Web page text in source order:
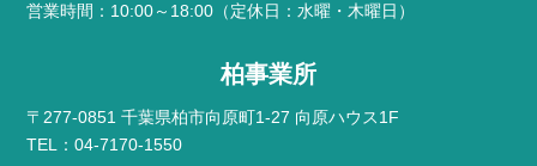
営業時間：10:00～18:00（定休日：水曜・木曜日）
柏事業所
〒277-0851 千葉県柏市向原町1-27 向原ハウス1F
TEL：04-7170-1550